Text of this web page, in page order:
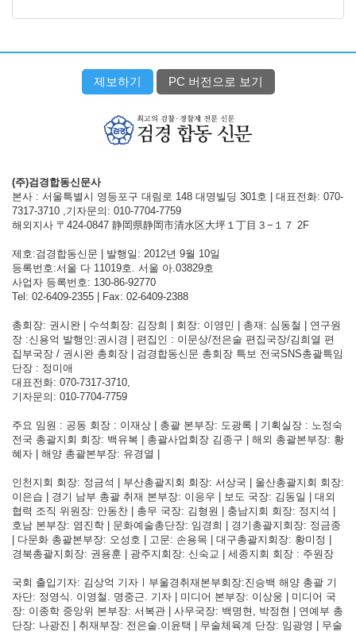
제보하기 PC 버전으로 보기
(주)검경합동신문사
본사 : 서울특별시 영등포구 대림로 148 대명빌딩 301호 | 대표전화: 070-
7317-3710 ,기자문의: 010-7704-7759
해외지사 〒424-0847 静岡県静岡市清水区大坪１丁目３−１７ 2F
제호:검경합동신문 | 발행일: 2012년 9월 10일
등록번호:서울 다 11019호. 서울 아.03829호
사업자 등록번호: 130-86-92770
Tel: 02-6409-2355 | Fax: 02-6409-2388
총회장: 권시완 | 수석회장: 김장희 | 회장: 이영민 | 총재: 심동철 | 연구원
장 :신용억 발행인:권시경 | 편집인 : 이문상/전은술 편집국장/김희열 편
집부국장 / 권시완 총회장 | 검경합동신문 총회장 특보 전국SNS총괄특임
단장 : 정미애
대표전화: 070-7317-3710,
기자문의: 010-7704-7759
주요 임원 : 공동 회장 : 이재상 | 총괄 본부장: 도광록 | 기획실장 : 노정숙
전국 총괄지회 회장: 백유복 | 총괄사업회장 김종구 | 해외 총괄본부장: 황
혜자 | 해양 총괄본부장: 유경열 |
인천지회 회장: 정금석 | 부산총괄지회 회장: 서상국 | 울산총괄지회 회장:
이은습 | 경기 남부 총괄 취재 본부장: 이응우 | 보도 국장: 김동일 | 대외
협력 조직 위원장: 안동찬 | 총무 국장: 김형원 | 충남지회 회장: 정지석 |
호남 본부장: 염진학 | 문화예술총단장: 임경희 | 경기총괄지회장: 정금종
| 다문화 총괄본부장: 오성호 | 고문: 손용목 | 대구총괄지회장: 황미정 |
경북총괄지회장: 권용훈 | 광주지회장: 신숙교 | 세종지회 회장 : 주원장
국회 출입기자: 김상억 기자ㅣ부울경취재본부회장:진승백 해양 총괄 기
자단: 정영식. 이영철. 명중근. 기자 | 미디어 본부장: 이상웅 | 미디어 국
장: 이종학 중앙위 본부장: 서복관 | 사무국장: 백명현, 박정현 | 연예부 총
단장: 나광진 | 취재부장: 전은술.이윤택 | 무술체육계 단장: 임광영 | 무술